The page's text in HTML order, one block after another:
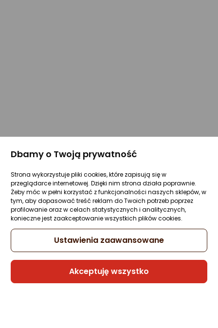
Dbamy o Twoją prywatność
Strona wykorzystuje pliki cookies, które zapisują się w
przeglądarce internetowej. Dzięki nim strona działa poprawnie.
Żeby móc w pełni korzystać z funkcjonalności naszych sklepów, w
tym, aby dopasować treść reklam do Twoich potrzeb poprzez
profilowanie oraz w celach statystycznych i analitycznych,
konieczne jest zaakceptowanie wszystkich plików cookies.
Ustawienia zaawansowane
Akceptuję wszystko